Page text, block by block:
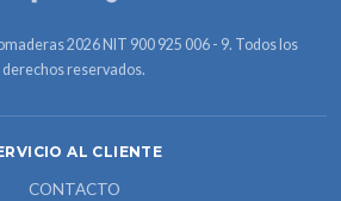
2026 NIT 900 925 006 - 9. Todos los
derechos reservados.
AL CLIENTE
CONTACTO